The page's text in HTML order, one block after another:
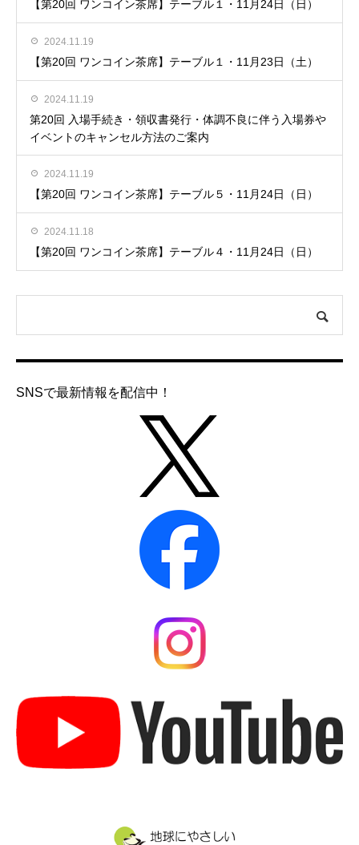
【第20回 ワンコイン茶席】テーブル１・11月24日（日）
2024.11.19
【第20回 ワンコイン茶席】テーブル１・11月23日（土）
2024.11.19
第20回 入場手続き・領収書発行・体調不良に伴う入場券や
イベントのキャンセル方法のご案内
2024.11.19
【第20回 ワンコイン茶席】テーブル５・11月24日（日）
2024.11.18
【第20回 ワンコイン茶席】テーブル４・11月24日（日）
SNSで最新情報を配信中！